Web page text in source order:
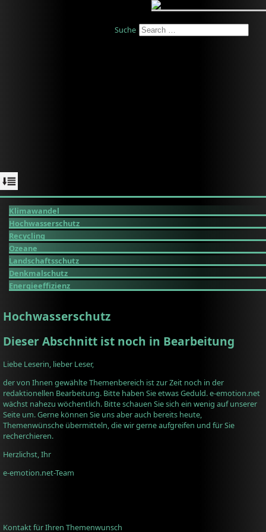
Suche
Klimawandel
Hochwasserschutz
Recycling
Ozeane
Landschaftsschutz
Denkmalschutz
Energieeffizienz
Hochwasserschutz
Dieser Abschnitt ist noch in Bearbeitung
Liebe Leserin, lieber Leser,
der von Ihnen gewählte Themenbereich ist zur Zeit noch in der
redaktionellen Bearbeitung. Bitte haben Sie etwas Geduld. e-emotion.net
wächst nahezu wöchentlich. Bitte schauen Sie sich ein wenig auf unserer
Seite um. Gerne können Sie uns aber auch bereits heute,
Themenwünsche übermitteln, die wir gerne aufgreifen und für Sie
recherchieren.
Herzlichst, Ihr
e-emotion.net-Team
Kontakt für Ihren Themenwunsch